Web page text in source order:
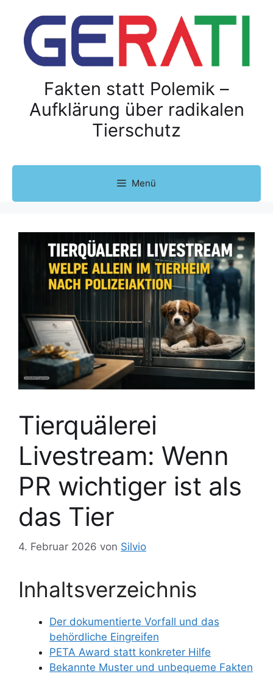
Fakten statt Polemik –
Aufklärung über radikalen
Tierschutz
Menü
Tierquälerei
Livestream: Wenn
PR wichtiger ist als
das Tier
4. Februar 2026 von Silvio
Inhaltsverzeichnis
Der dokumentierte Vorfall und das
behördliche Eingreifen
PETA Award statt konkreter Hilfe
Bekannte Muster und unbequeme Fakten